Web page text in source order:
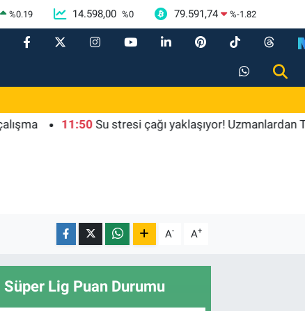
%0.19 14.598,00 %0 79.591,74 %-1.82
11:50 Su stresi çağı yaklaşıyor! Uzmanlardan Türkiye
A- A+
Süper Lig Puan Durumu